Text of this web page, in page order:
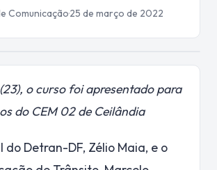
Comunicação·25 de março de 2022
o curso foi apresentado para
do CEM 02 de Ceilândia
Detran-DF, Zélio Maia, e o